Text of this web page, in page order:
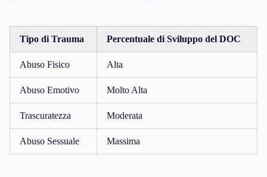
Tipo di Trauma Percentuale di Sviluppo del DOC
Abuso Fisico Alta
Abuso Emotivo Molto Alta
Trascuratezza Moderata
Abuso Sessuale Massima